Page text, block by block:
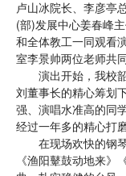
卢山冰院长、李彦亭
(部)发展中心姜春峰
和全体教工一同观看
室李景帅两位老师共同
演出开始，我校韶
刘董事长的精心筹划
强、演唱水准高的同
经过一年多的精心打
在现场欢快的钢琴
《渔阳鼙鼓动地来